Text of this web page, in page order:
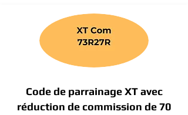
Code de parrainage XT avec
réduction de commission de 70